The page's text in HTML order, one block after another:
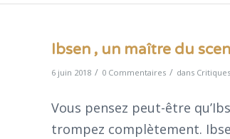
Ibsen , un maître du
6 juin 2018 / 0 Commentaires / dans Critiques
Vous pensez peut-être
trompez complètement.